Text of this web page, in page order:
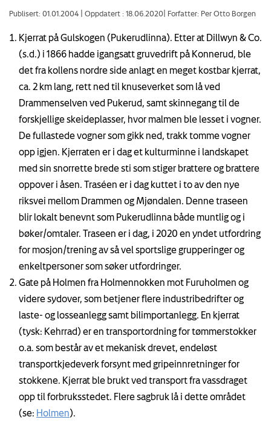
Publisert: 01.01.2004 Oppdatert : 18.06.2020 Forfatter: Per Otto Borgen
Kjerrat på Gulskogen (Pukerudlinna). Etter at Dillwyn & Co.
(s.d.) i 1866 hadde igangsatt gruvedrift på Konnerud, ble
det fra kollens nordre side anlagt en meget kostbar kjerrat,
ca. 2 km lang, rett ned til knuseverket som lå ved
Drammenselven ved Pukerud, samt skinnegang til de
forskjellige skeideplasser, hvor malmen ble lesset i vogner.
De fullastede vogner som gikk ned, trakk tomme vogner
opp igjen. Kjerraten er i dag et kulturminne i landskapet
med sin snorrette brede sti som stiger brattere og brattere
oppover i åsen. Traséen er i dag kuttet i to av den nye
riksvei mellom Drammen og Mjøndalen. Denne traseen
blir lokalt benevnt som Pukerudlinna både muntlig og i
bøker/omtaler. Traseen er i dag, i 2020 en yndet utfordring
for mosjon/trening av så vel sportslige grupperinger og
enkeltpersoner som søker utfordringer.
Gate på Holmen fra Holmennokken mot Furuholmen og
videre sydover, som betjener flere industribedrifter og
laste- og losseanlegg samt bilimportanlegg. En kjerrat
(tysk: Kehrrad) er en transportordning for tømmerstokker
o.a. som består av et mekanisk drevet, endeløst
transportkjedeverk forsynt med gripeinnretninger for
stokkene. Kjerrat ble brukt ved transport fra vassdraget
opp til forbruksstedet. Flere sagbruk lå i dette området
(se: Holmen).